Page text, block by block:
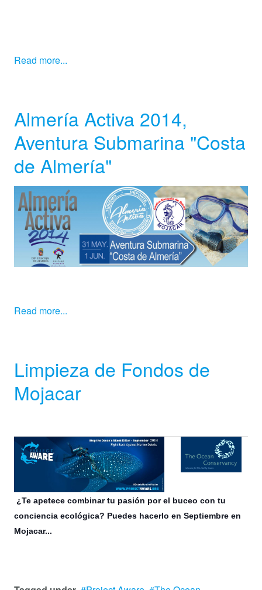
Read more...
Almería Activa 2014,
Aventura Submarina "Costa
de Almería"
Read more...
Limpieza de Fondos de
Mojacar
¿Te apetece combinar tu pasión por el buceo con tu
conciencia ecológica? Puedes hacerlo en Septiembre en
Mojacar...